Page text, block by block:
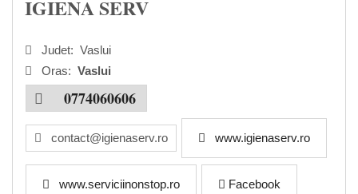
IGIENA SERV
Judet: Vaslui
Oras: Vaslui
0774060606
contact@igienaserv.ro www.igienaserv.ro
www.serviciinonstop.ro Facebook